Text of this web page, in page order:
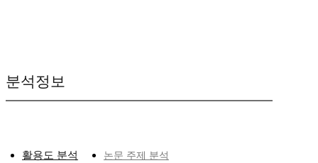
분석정보
활용도 분석
논문 주제 분석